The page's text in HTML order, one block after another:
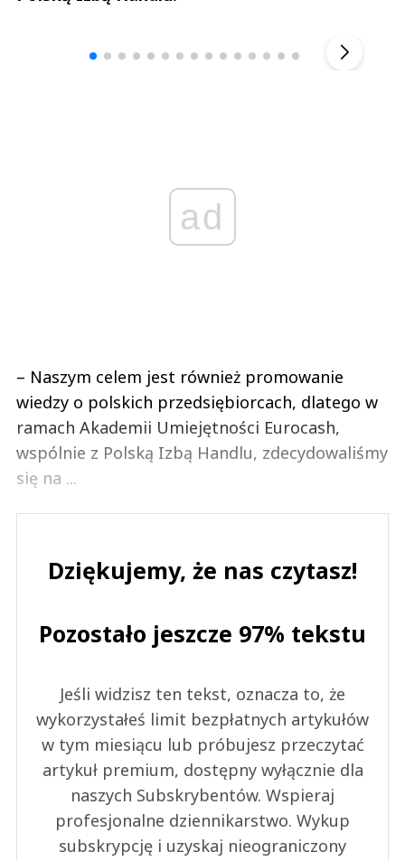
ad
– Naszym celem jest również promowanie
wiedzy o polskich przedsiębiorcach, dlatego w
ramach Akademii Umiejętności Eurocash,
wspólnie z Polską Izbą Handlu, zdecydowaliśmy
się na ...
Dziękujemy, że nas czytasz!
Pozostało jeszcze 97% tekstu
Jeśli widzisz ten tekst, oznacza to, że
wykorzystałeś limit bezpłatnych artykułów
w tym miesiącu lub próbujesz przeczytać
artykuł premium, dostępny wyłącznie dla
naszych Subskrybentów. Wspieraj
profesjonalne dziennikarstwo. Wykup
subskrypcję i uzyskaj nieograniczony
Andrzej i Marta Sterniccy